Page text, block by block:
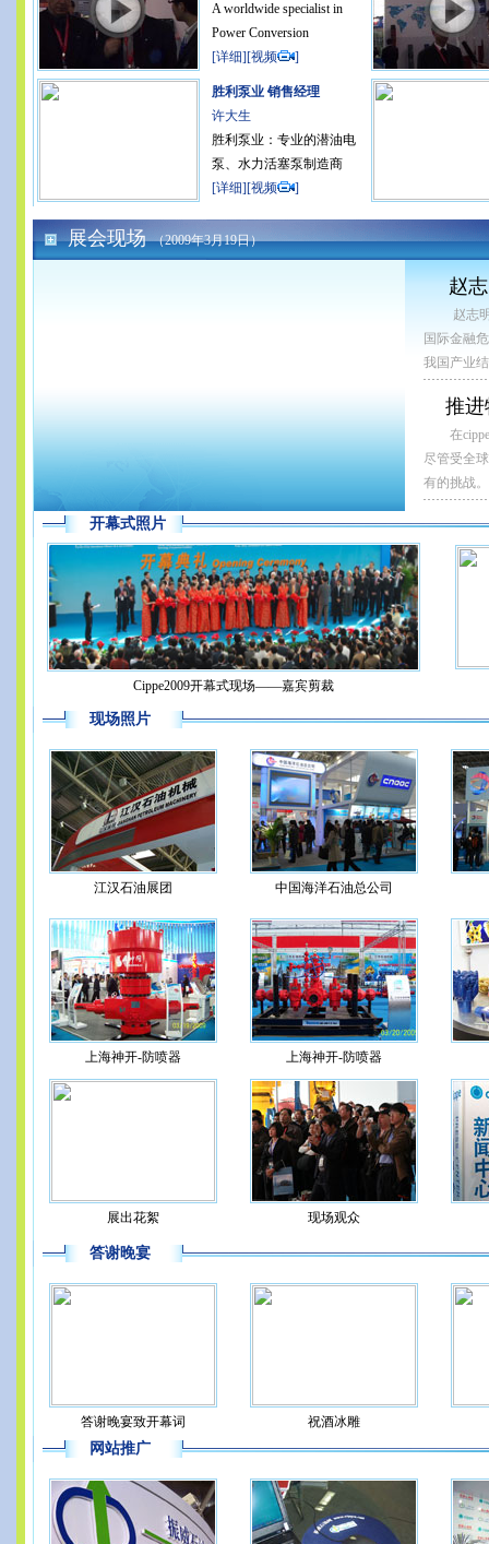
A worldwide specialist in
Power Conversion
[详细][视频 ]
胜利泵业 销售经理
许大生
胜利泵业：专业的潜油电
泵、水力活塞泵制造商
[详细][视频 ]
展会现场（2009年3月19日）
赵
赵志
国际金融
我国产业
推进
在
尽管受全
有的挑战
开幕式照片
Cippe2009开幕式现场——嘉宾剪裁
现场照片
江汉石油展团 中国海洋石油总公司
上海神开-防喷器 上海神开-防喷器
展出花絮 现场观众
答谢晚宴
答谢晚宴致开幕词 祝酒冰雕
网站推广